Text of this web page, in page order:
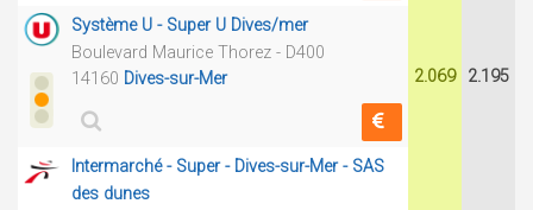
Système U - Super U Dives/mer
Boulevard Maurice Thorez - D400
14160 Dives-sur-Mer 2.069 2.195
Intermarché - Super - Dives-sur-Mer - SAS
des dunes